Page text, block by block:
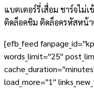
แบตเตอร์รี่เสื่อม ชาร์จไม่เ
ติดล็อคซิม ติดล็อครหัสหน้า
[efb_feed
words_limit="25"
load_more="1"